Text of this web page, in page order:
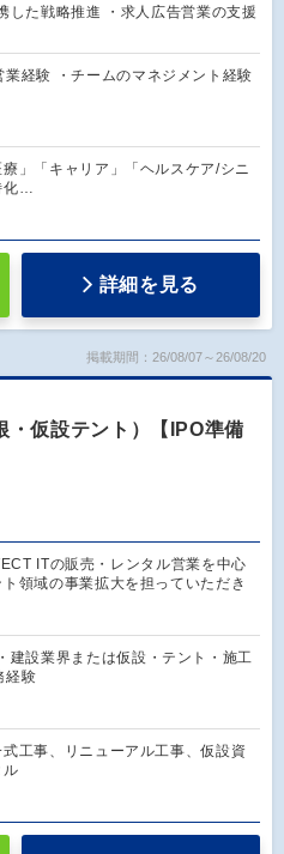
した戦略推進 ・求人広告営業の支援
業経験 ・チームのマネジメント経験
」「キャリア」「ヘルスケア/シニ
…
詳細を見る
掲載期間：26/08/07～26/08/20
・仮設テント）【IPO準備
ITの販売・レンタル営業を中心
領域の事業拡大を担っていただき
建設業界または仮設・テント・施工
経験
工事、リニューアル工事、仮設資
ル